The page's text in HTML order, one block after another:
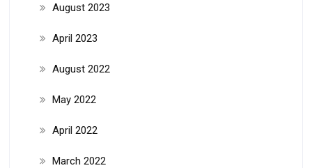
August 2023
April 2023
August 2022
May 2022
April 2022
March 2022